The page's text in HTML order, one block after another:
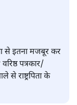
से इतना मजबूर कर
पत्रकार/
से राष्ट्रपिता के